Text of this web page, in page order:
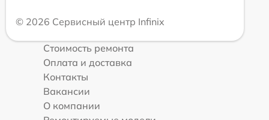
© 2026 Сервисный центр Infinix
Стоимость ремонта
Оплата и доставка
Контакты
Вакансии
О компании